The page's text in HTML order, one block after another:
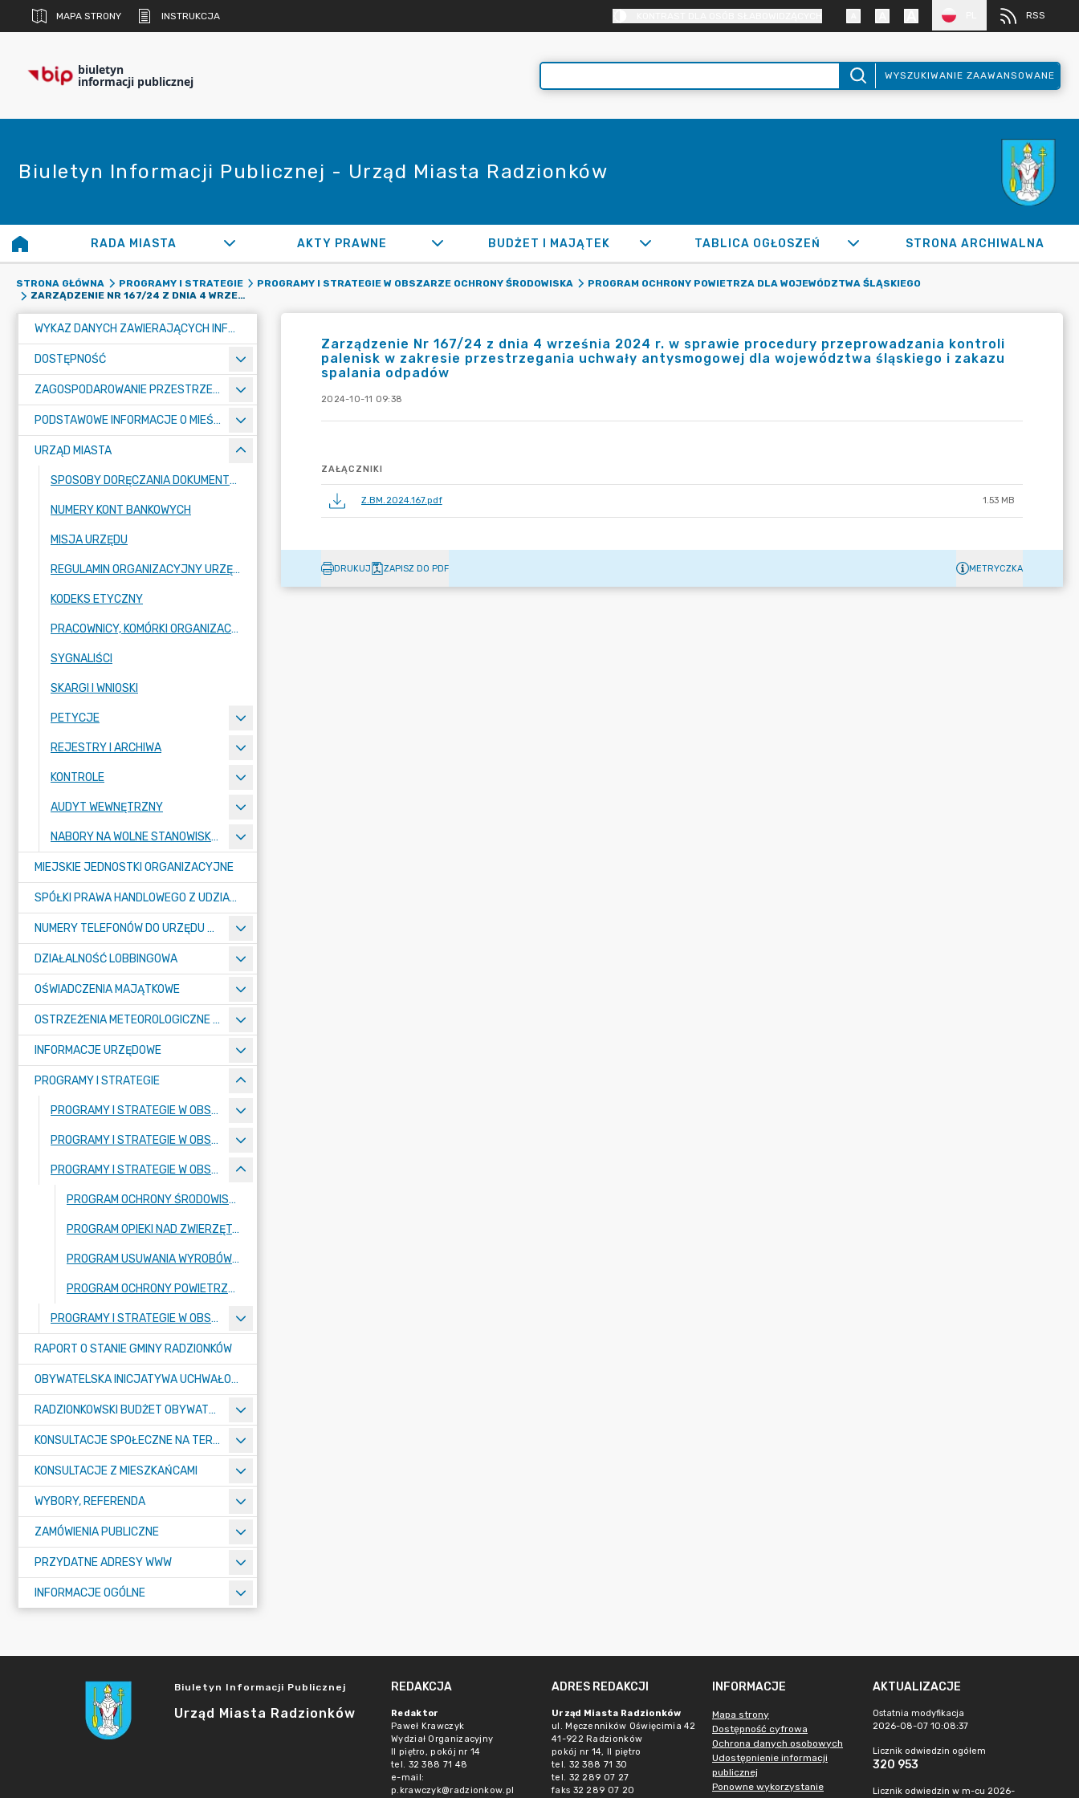
MAPA STRONY INSTRUKCJA RSS
biuletyn
informacji publicznej WYSZUKIWANIE ZAAWANSOWANE
Biuletyn Informacji Publicznej - Urząd Miasta Radzionków
RADA MIASTA AKTY PRAWNE BUDŻET I MAJĄTEK TABLICA OGŁOSZEŃ STRONA ARCHIWALNA
STRONA GŁÓWNA PROGRAMY I STRATEGIE PROGRAMY I STRATEGIE W OBSZARZE OCHRONY ŚRODOWISKA
PROGRAM OCHRONY POWIETRZA DLA WOJEWÓDZTWA ŚLĄSKIEGO
ZARZĄDZENIE NR 167/24 Z DNIA 4 WRZEŚNIA 2024 R. W SPRAWIE PROCEDURY PRZEPROWADZANIA KONTROLI PALENISK W ZAKRESIE PRZESTRZEGANIA UCHWAŁY ANTYSMOGOWEJ DLA WOJEWÓDZTWA ŚLĄSKIEGO I ZAKAZU SPALANIA ODPADÓW
WYKAZ DANYCH ZAWIERAJĄCYCH INFORMACJE O ŚRODOWISKU I JEGO OCHRONIE
DOSTĘPNOŚĆ
ZAGOSPODAROWANIE PRZESTRZENNE
PODSTAWOWE INFORMACJE O MIEŚCIE
URZĄD MIASTA
SPOSOBY DORĘCZANIA DOKUMENTÓW DO URZĘDU MIASTA RADZIONKÓW
NUMERY KONT BANKOWYCH
MISJA URZĘDU
REGULAMIN ORGANIZACYJNY URZĘDU
KODEKS ETYCZNY
PRACOWNICY, KOMÓRKI ORGANIZACYJNE URZĘDU
SYGNALIŚCI
SKARGI I WNIOSKI
PETYCJE
REJESTRY I ARCHIWA
KONTROLE
AUDYT WEWNĘTRZNY
NABORY NA WOLNE STANOWISKA PRACY
MIEJSKIE JEDNOSTKI ORGANIZACYJNE
SPÓŁKI PRAWA HANDLOWEGO Z UDZIAŁEM GMINY
NUMERY TELEFONÓW DO URZĘDU MIASTA, MIEJSKICH JEDNOSTEK ORGANIZACYJNYCH ORAZ SPÓŁEK PRAWA HANDLOWEGO Z UDZIAŁEM GMINY
DZIAŁALNOŚĆ LOBBINGOWA
OŚWIADCZENIA MAJĄTKOWE
OSTRZEŻENIA METEOROLOGICZNE O ZŁYM STANIE POWIETRZA I INNE
INFORMACJE URZĘDOWE
PROGRAMY I STRATEGIE
PROGRAMY I STRATEGIE W OBSZARZE POLITYKI SPOŁECZNEJ
PROGRAMY I STRATEGIE W OBSZARZE ROZWOJU GMINY
PROGRAMY I STRATEGIE W OBSZARZE OCHRONY ŚRODOWISKA
PROGRAM OCHRONY ŚRODOWISKA DLA GMINY RADZIONKÓW DO ROKU 2025
PROGRAM OPIEKI NAD ZWIERZĘTAMI BEZDOMNYMI ORAZ ZAPOBIEGANIA BEZDOMNOŚCI ZWIERZĄT NA TERENIE GMINY RADZIONKÓW
PROGRAM USUWANIA WYROBÓW AZBESTOWYCH Z TERENU MIASTA RADZIONKÓW
PROGRAM OCHRONY POWIETRZA DLA WOJEWÓDZTWA ŚLĄSKIEGO
PROGRAMY I STRATEGIE W OBSZARZE WSPÓŁPRACY Z ORGANIZACJAMI POZARZĄDOWYMI
RAPORT O STANIE GMINY RADZIONKÓW
OBYWATELSKA INICJATYWA UCHWAŁODAWCZA
RADZIONKOWSKI BUDŻET OBYWATELSKI
KONSULTACJE SPOŁECZNE NA TERENIE MIASTA RADZIONKÓW
KONSULTACJE Z MIESZKAŃCAMI
WYBORY, REFERENDA
ZAMÓWIENIA PUBLICZNE
PRZYDATNE ADRESY WWW
INFORMACJE OGÓLNE
Zarządzenie Nr 167/24 z dnia 4 września 2024 r. w sprawie procedury przeprowadzania kontroli
palenisk w zakresie przestrzegania uchwały antysmogowej dla województwa śląskiego i zakazu
spalania odpadów
2024-10-11 09:38
ZAŁĄCZNIKI
Z.BM.2024.167.pdf 1.53 MB
DRUKUJ ZAPISZ DO PDF METRYCZKA
Biuletyn Informacji Publicznej
Urząd Miasta Radzionków
REDAKCJA
Redaktor
Paweł Krawczyk
Wydział Organizacyjny
II piętro, pokój nr 14
tel. 32 388 71 48
e-mail:
p.krawczyk@radzionkow.pl
ADRES REDAKCJI
Urząd Miasta Radzionków
ul. Męczenników Oświęcimia 42
41-922 Radzionków
pokój nr 14, II piętro
tel. 32 388 71 30
tel. 32 289 07 27
faks 32 289 07 20
INFORMACJE
Mapa strony
Dostępność cyfrowa
Ochrona danych osobowych
Udostępnienie informacji
publicznej
Ponowne wykorzystanie
AKTUALIZACJE
Ostatnia modyfikacja
2026-08-07 10:08:37
Licznik odwiedzin ogółem
320 953
Licznik odwiedzin w m-cu 2026-